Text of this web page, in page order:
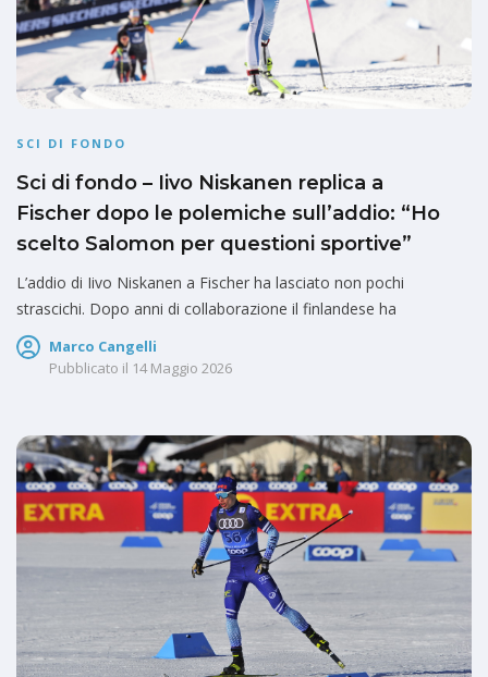
SCI DI FONDO
Sci di fondo – Iivo Niskanen replica a
Fischer dopo le polemiche sull’addio: “Ho
scelto Salomon per questioni sportive”
L’addio di Iivo Niskanen a Fischer ha lasciato non pochi
strascichi. Dopo anni di collaborazione il finlandese ha
Marco Cangelli
Pubblicato il 14 Maggio 2026